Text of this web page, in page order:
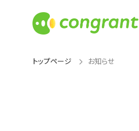
トップページ お知らせ